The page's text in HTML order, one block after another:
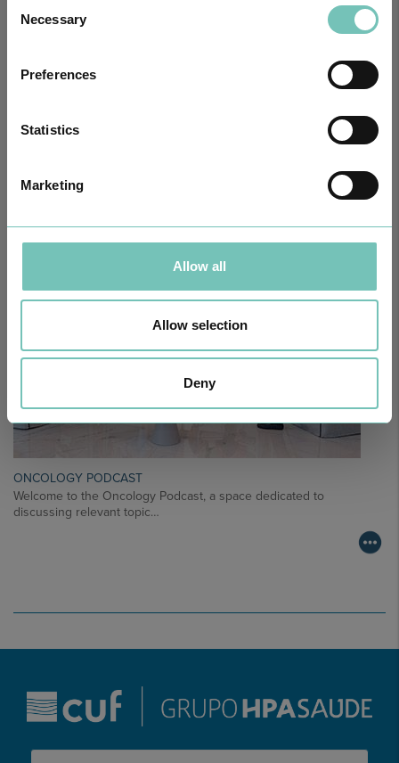
Selection
Necessary
Preferences
Statistics
Marketing
Allow all
Allow selection
Deny
PAEDIATRIC STRABISMUS SURGERY
First Paediatric Strabismus Surgery in the private sector in the
ONCOLOGY PODCAST
Welcome to the Oncology Podcast, a space dedicated to
discussing relevant topic…